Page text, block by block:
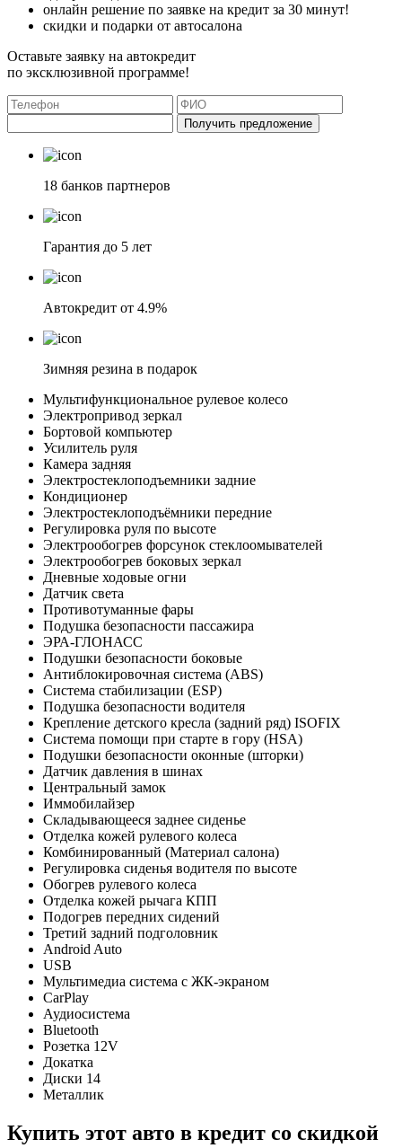
онлайн решение по заявке на кредит за 30 минут!
скидки и подарки от автосалона
Оставьте заявку на автокредит
по эксклюзивной программе!
Получить предложение
18 банков партнеров
Гарантия до 5 лет
Автокредит от 4.9%
Зимняя резина в подарок
Мультифункциональное рулевое колесо
Электропривод зеркал
Бортовой компьютер
Усилитель руля
Камера задняя
Электростеклоподъемники задние
Кондиционер
Электростеклоподъёмники передние
Регулировка руля по высоте
Электрообогрев форсунок стеклоомывателей
Электрообогрев боковых зеркал
Дневные ходовые огни
Датчик света
Противотуманные фары
Подушка безопасности пассажира
ЭРА-ГЛОНАСС
Подушки безопасности боковые
Антиблокировочная система (ABS)
Система стабилизации (ESP)
Подушка безопасности водителя
Крепление детского кресла (задний ряд) ISOFIX
Система помощи при старте в гору (HSA)
Подушки безопасности оконные (шторки)
Датчик давления в шинах
Центральный замок
Иммобилайзер
Складывающееся заднее сиденье
Отделка кожей рулевого колеса
Комбинированный (Материал салона)
Регулировка сиденья водителя по высоте
Обогрев рулевого колеса
Отделка кожей рычага КПП
Подогрев передних сидений
Третий задний подголовник
Android Auto
USB
Мультимедиа система с ЖК-экраном
CarPlay
Аудиосистема
Bluetooth
Розетка 12V
Докатка
Диски 14
Металлик
Купить этот авто в кредит со скидкой